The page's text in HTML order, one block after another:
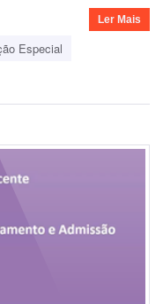
Especial
Ler Mais